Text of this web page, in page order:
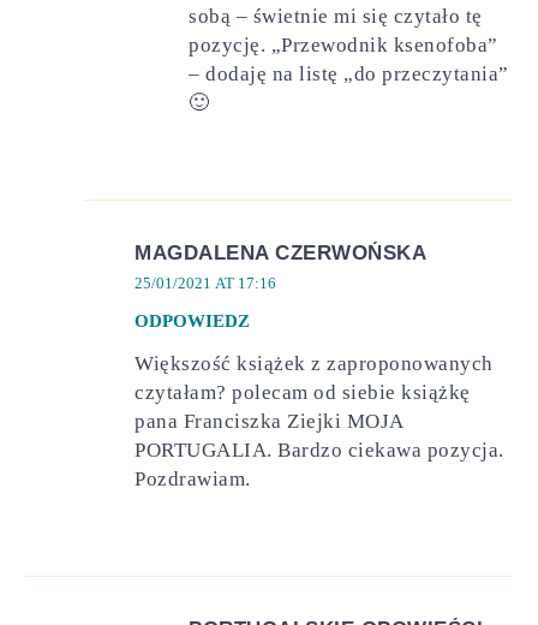
sobą – świetnie mi się czytało tę
pozycję. „Przewodnik ksenofoba”
– dodaję na listę „do przeczytania”
🙂
MAGDALENA CZERWOŃSKA
25/01/2021 AT 17:16
ODPOWIEDZ
Większość książek z zaproponowanych
czytałam? polecam od siebie książkę
pana Franciszka Ziejki MOJA
PORTUGALIA. Bardzo ciekawa pozycja.
Pozdrawiam.